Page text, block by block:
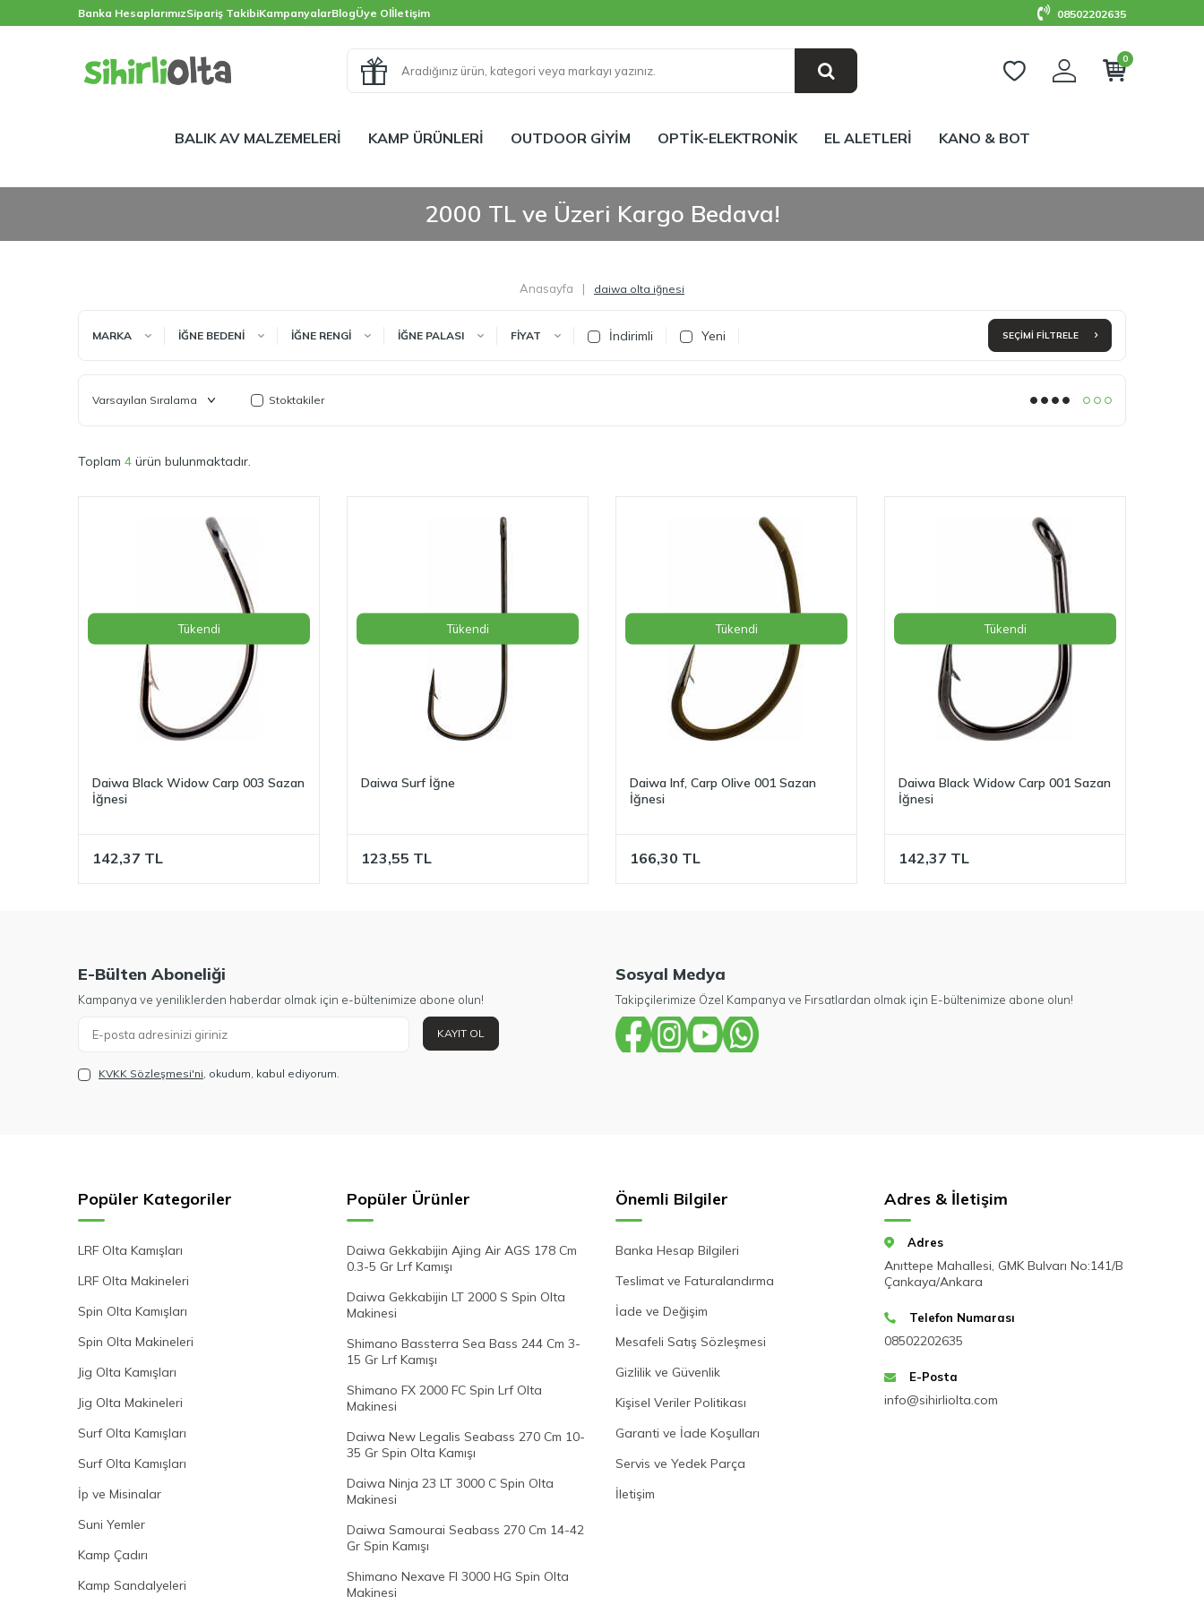
Banka HesaplarımızSipariş TakibiKampanyalarBlogÜye Olİletişim 08502202635
0
BALIK AV MALZEMELERİ KAMP ÜRÜNLERİ OUTDOOR GİYİM OPTİK-ELEKTRONİK EL ALETLERİ KANO & BOT
2000 TL ve Üzeri Kargo Bedava!
Anasayfa | daiwa olta iğnesi
MARKA İĞNE BEDENİ İĞNE RENGİ İĞNE PALASI FIYAT İndirimli Yeni SEÇIMI FILTRELE
Stoktakiler
Toplam 4 ürün bulunmaktadır.
Tükendi
Daiwa Black Widow Carp 003 Sazan
İğnesi
142,37 TL
Tükendi
Daiwa Surf İğne
123,55 TL
Tükendi
Daiwa Inf, Carp Olive 001 Sazan
İğnesi
166,30 TL
Tükendi
Daiwa Black Widow Carp 001 Sazan
İğnesi
142,37 TL
E-Bülten Aboneliği
Kampanya ve yeniliklerden haberdar olmak için e-bültenimize abone olun!
KAYIT OL
KVKK Sözleşmesi'ni , okudum, kabul ediyorum.
Sosyal Medya
Takipçilerimize Özel Kampanya ve Fırsatlardan olmak için E-bültenimize abone olun!
Popüler Kategoriler
LRF Olta Kamışları
LRF Olta Makineleri
Spin Olta Kamışları
Spin Olta Makineleri
Jig Olta Kamışları
Jig Olta Makineleri
Surf Olta Kamışları
Surf Olta Kamışları
İp ve Misinalar
Suni Yemler
Kamp Çadırı
Kamp Sandalyeleri
Popüler Ürünler
Daiwa Gekkabijin Ajing Air AGS 178 Cm
0.3-5 Gr Lrf Kamışı
Daiwa Gekkabijin LT 2000 S Spin Olta
Makinesi
Shimano Bassterra Sea Bass 244 Cm 3-
15 Gr Lrf Kamışı
Shimano FX 2000 FC Spin Lrf Olta
Makinesi
Daiwa New Legalis Seabass 270 Cm 10-
35 Gr Spin Olta Kamışı
Daiwa Ninja 23 LT 3000 C Spin Olta
Makinesi
Daiwa Samourai Seabass 270 Cm 14-42
Gr Spin Kamışı
Shimano Nexave FI 3000 HG Spin Olta
Makinesi
Önemli Bilgiler
Banka Hesap Bilgileri
Teslimat ve Faturalandırma
İade ve Değişim
Mesafeli Satış Sözleşmesi
Gizlilik ve Güvenlik
Kişisel Veriler Politikası
Garanti ve İade Koşulları
Servis ve Yedek Parça
İletişim
Adres & İletişim
Adres
Anıttepe Mahallesi, GMK Bulvarı No:141/B
Çankaya/Ankara
Telefon Numarası
08502202635
E-Posta
info@sihirliolta.com